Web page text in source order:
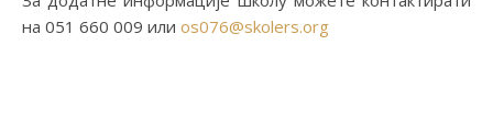
на 051 660 009 или os076@skolers.org